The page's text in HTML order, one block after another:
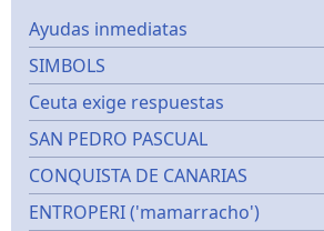
Ayudas inmediatas
SIMBOLS
Ceuta exige respuestas
SAN PEDRO PASCUAL
CONQUISTA DE CANARIAS
ENTROPERI ('mamarracho')